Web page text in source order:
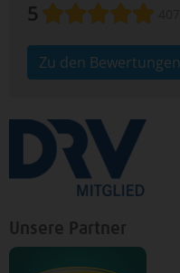
5
Zu den Bewertungen
Unsere Partner